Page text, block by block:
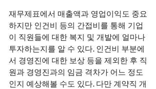
재무제표에서 매출액과 영업이익도 중요
하지만 인건비 등의 간접비를 통해 기업
이 직원들에 대한 복지 및 개발에 얼마나
투자하는지를 알 수 있다. 인건비 부분에
서 경영진에 대한 보상 등을 제외한 후 직
원과 경영진과의 임금 격차가 어느 정도
인지 예상해볼 수도 있다. 다만 계약직 개